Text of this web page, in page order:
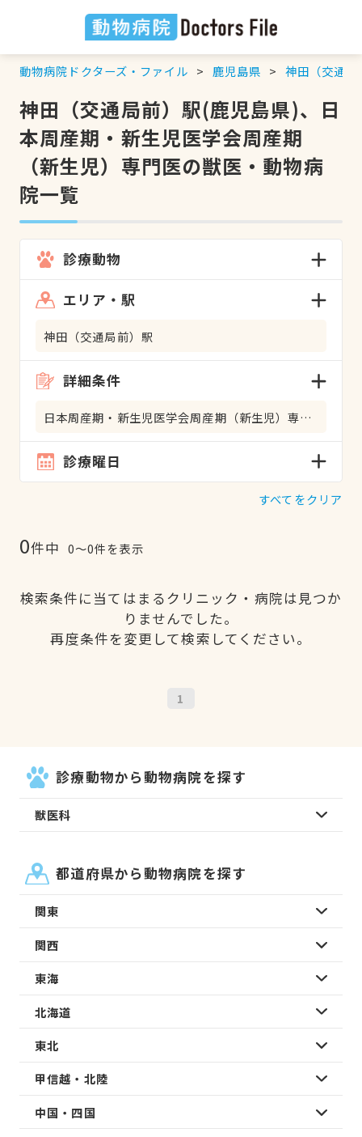
動物病院ドクターズ・ファイル 鹿児島県 神田（交通局
神田（交通局前）駅(鹿児島県)、日
本周産期・新生児医学会周産期
（新生児）専門医の獣医・動物病
院一覧
診療動物
エリア・駅
神田（交通局前）駅
詳細条件
日本周産期・新生児医学会周産期（新生児）専門医
診療曜日
すべてをクリア
0件中 0〜0件を表示
検索条件に当てはまるクリニック・病院は見つか
りませんでした。
再度条件を変更して検索してください。
1
診療動物から動物病院を探す
獣医科
都道府県から動物病院を探す
関東
関西
東海
北海道
東北
甲信越・北陸
中国・四国